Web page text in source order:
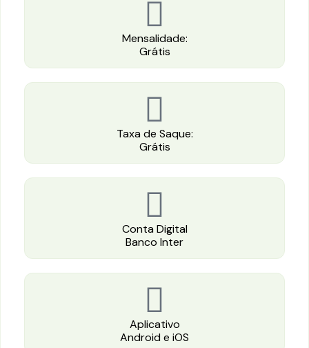
Mensalidade:
Grátis
Taxa de Saque:
Grátis
Conta Digital
Banco Inter
Aplicativo
Android e iOS